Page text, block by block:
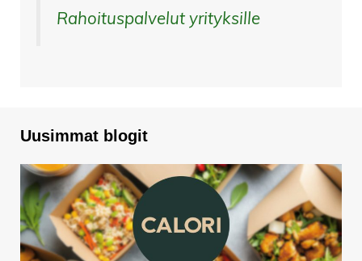
Rahoituspalvelut yrityksille
Uusimmat blogit